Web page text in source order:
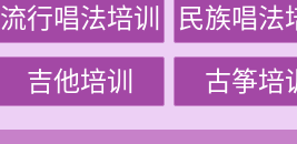
流行唱法培训 民族唱法
吉他培训 古筝培